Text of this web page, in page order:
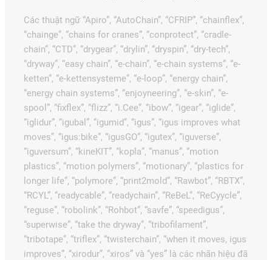
Các thuật ngữ “Apiro”, “AutoChain”, “CFRIP”, “chainflex”,
“chainge”, “chains for cranes”, “conprotect”, “cradle-
chain”, “CTD”, “drygear”, “drylin”, “dryspin”, “dry-tech”,
“dryway”, “easy chain”, “e-chain”, “e-chain systems”, “e-
ketten”, “e-kettensysteme”, “e-loop”, “energy chain”,
“energy chain systems”, “enjoyneering”, “e-skin”, “e-
spool”, “fixflex”, “flizz”, “i.Cee”, “ibow”, “igear”, “iglide”,
“iglidur”, “igubal”, “igumid”, “igus”, “igus improves what
moves”, “igus:bike”, “igusGO”, “igutex”, “iguverse”,
“iguversum”, “kineKIT”, “kopla”, “manus”, “motion
plastics”, “motion polymers”, “motionary”, “plastics for
longer life”, “polymore”, “print2mold”, “Rawbot”, “RBTX”,
“RCYL”, “readycable”, “readychain”, “ReBeL”, “ReCyycle”,
“reguse”, “robolink”, “Rohbot”, “savfe”, “speedigus”,
“superwise”, “take the dryway”, “tribofilament”,
“tribotape”, “triflex”, “twisterchain”, “when it moves, igus
improves”, “xirodur”, “xiros” và “yes” là các nhãn hiệu đã